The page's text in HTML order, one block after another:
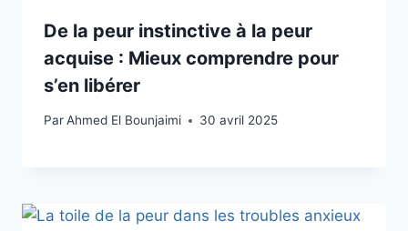
De la peur instinctive à la peur
acquise : Mieux comprendre pour
s’en libérer
ParAhmed El Bounjaimi 30 avril 2025